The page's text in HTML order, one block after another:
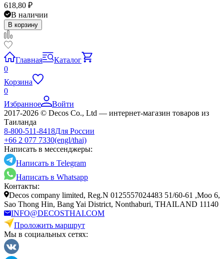
618,80 ₽
В наличии
В корзину
Главная
Каталог
0
Корзина
0
Избранное
Войти
2017-2026 © Decos Co., Ltd — интернет-магазин товаров из
Таиланда
8-800-511-8418Для России
+66 2 077 7330(engl/thai)
Написать в мессенджеры:
Написать в Telegram
Написать в Whatsapp
Контакты:
Decos company limited, Reg.N 0125557024483 51/60-61 ,Moo 6,
Sao Thong Hin, Bang Yai District, Nonthaburi, THAILAND 11140
INFO@DECOSTHAI.COM
Проложить маршрут
Мы в социальных сетях: